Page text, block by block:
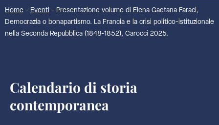
Home - Eventi - Presentazione volume di Elena Gaetana Faraci,
Democrazia o bonapartismo. La Francia e la crisi politico-istituzionale
nella Seconda Repubblica (1848-1852), Carocci 2025.
Calendario di storia
contemporanea